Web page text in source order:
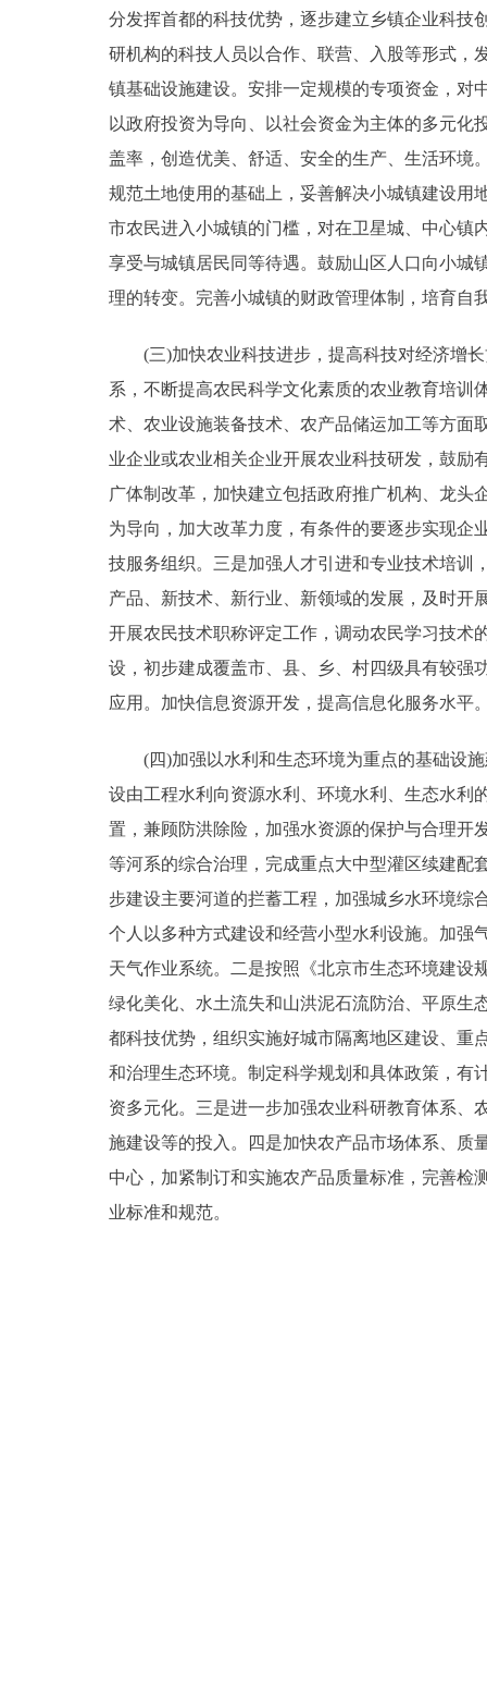
分发挥首都的科技优势，逐步建立乡镇企业科技
研机构的科技人员以合作、联营、入股等形式，
镇基础设施建设。安排一定规模的专项资金，对
以政府投资为导向、以社会资金为主体的多元
盖率，创造优美、舒适、安全的生产、生活环境
规范土地使用的基础上，妥善解决小城镇建设用
市农民进入小城镇的门槛，对在卫星城、中心镇
享受与城镇居民同等待遇。鼓励山区人口向小城
理的转变。完善小城镇的财政管理体制，培育自
(三)加快农业科技进步，提高科技对经济增长
系，不断提高农民科学文化素质的农业教育培训
术、农业设施装备技术、农产品储运加工等方面
业企业或农业相关企业开展农业科技研发，鼓励
广体制改革，加快建立包括政府推广机构、龙
为导向，加大改革力度，有条件的要逐步实现企
技服务组织。三是加强人才引进和专业技术培训
产品、新技术、新行业、新领域的发展，及时开
开展农民技术职称评定工作，调动农民学习技术
设，初步建成覆盖市、县、乡、村四级具有较强
应用。加快信息资源开发，提高信息化服务水平
(四)加强以水利和生态环境为重点的基础设施
设由工程水利向资源水利、环境水利、生态水利
置，兼顾防洪除险，加强水资源的保护与合理开
等河系的综合治理，完成重点大中型灌区续建配
步建设主要河道的拦蓄工程，加强城乡水环境综
个人以多种方式建设和经营小型水利设施。加强
天气作业系统。二是按照《北京市生态环境建设
绿化美化、水土流失和山洪泥石流防治、平原生
都科技优势，组织实施好城市隔离地区建设、重
和治理生态环境。制定科学规划和具体政策，有
资多元化。三是进一步加强农业科研教育体系、
施建设等的投入。四是加快农产品市场体系、质
中心，加紧制订和实施农产品质量标准，完善检
业标准和规范。